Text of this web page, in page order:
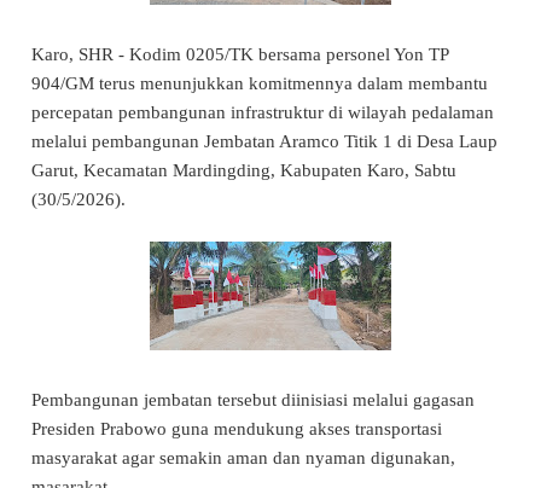
Karo, SHR - Kodim 0205/TK bersama personel Yon TP
904/GM terus menunjukkan komitmennya dalam membantu
percepatan pembangunan infrastruktur di wilayah pedalaman
melalui pembangunan Jembatan Aramco Titik 1 di Desa Laup
Garut, Kecamatan Mardingding, Kabupaten Karo, Sabtu
(30/5/2026).
Pembangunan jembatan tersebut diinisiasi melalui gagasan
Presiden Prabowo guna mendukung akses transportasi
masyarakat agar semakin aman dan nyaman digunakan,